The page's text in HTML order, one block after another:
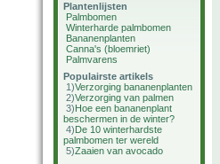
Plantenlijsten
Palmbomen
Winterharde palmbomen
Bananenplanten
Canna's (bloemriet)
Palmvarens
Populairste artikels
1)Verzorging bananenplanten
2)Verzorging van palmen
3)Hoe een bananenplant
beschermen in de winter?
4)De 10 winterhardste
palmbomen ter wereld
5)Zaaien van avocado